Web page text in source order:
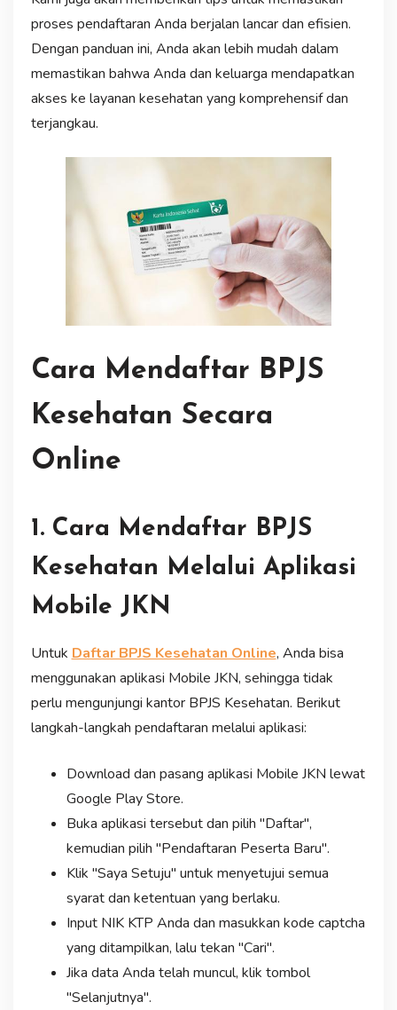
proses pendaftaran Anda berjalan lancar dan efisien.
Dengan panduan ini, Anda akan lebih mudah dalam
memastikan bahwa Anda dan keluarga mendapatkan
akses ke layanan kesehatan yang komprehensif dan
terjangkau.
Cara Mendaftar BPJS
Kesehatan Secara
Online
1. Cara Mendaftar BPJS
Kesehatan Melalui Aplikasi
Mobile JKN
UntukDaftar BPJS Kesehatan Online, Anda bisa
menggunakan aplikasi Mobile JKN, sehingga tidak
perlu mengunjungi kantor BPJS Kesehatan. Berikut
langkah-langkah pendaftaran melalui aplikasi:
Download dan pasang aplikasi Mobile JKN lewat
Google Play Store.
Buka aplikasi tersebut dan pilih "Daftar",
kemudian pilih "Pendaftaran Peserta Baru".
Klik "Saya Setuju" untuk menyetujui semua
syarat dan ketentuan yang berlaku.
Input NIK KTP Anda dan masukkan kode captcha
yang ditampilkan, lalu tekan "Cari".
Jika data Anda telah muncul, klik tombol
"Selanjutnya".